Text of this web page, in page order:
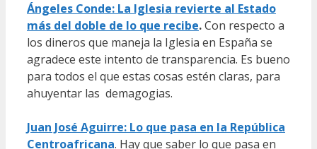
Ángeles Conde: La Iglesia revierte al Estado
más del doble de lo que recibe.Con respecto a
los dineros que maneja la Iglesia en España se
agradece este intento de transparencia. Es bueno
para todos el que estas cosas estén claras, para
ahuyentar las demagogias.
Juan José Aguirre: Lo que pasa en la República
Centroafricana. Hay que saber lo que pasa en